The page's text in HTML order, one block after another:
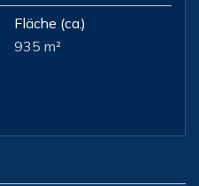
Fläche (ca.)
935 m²